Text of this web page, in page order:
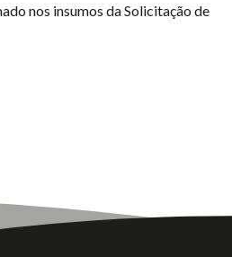
nos insumos da Solicitação de